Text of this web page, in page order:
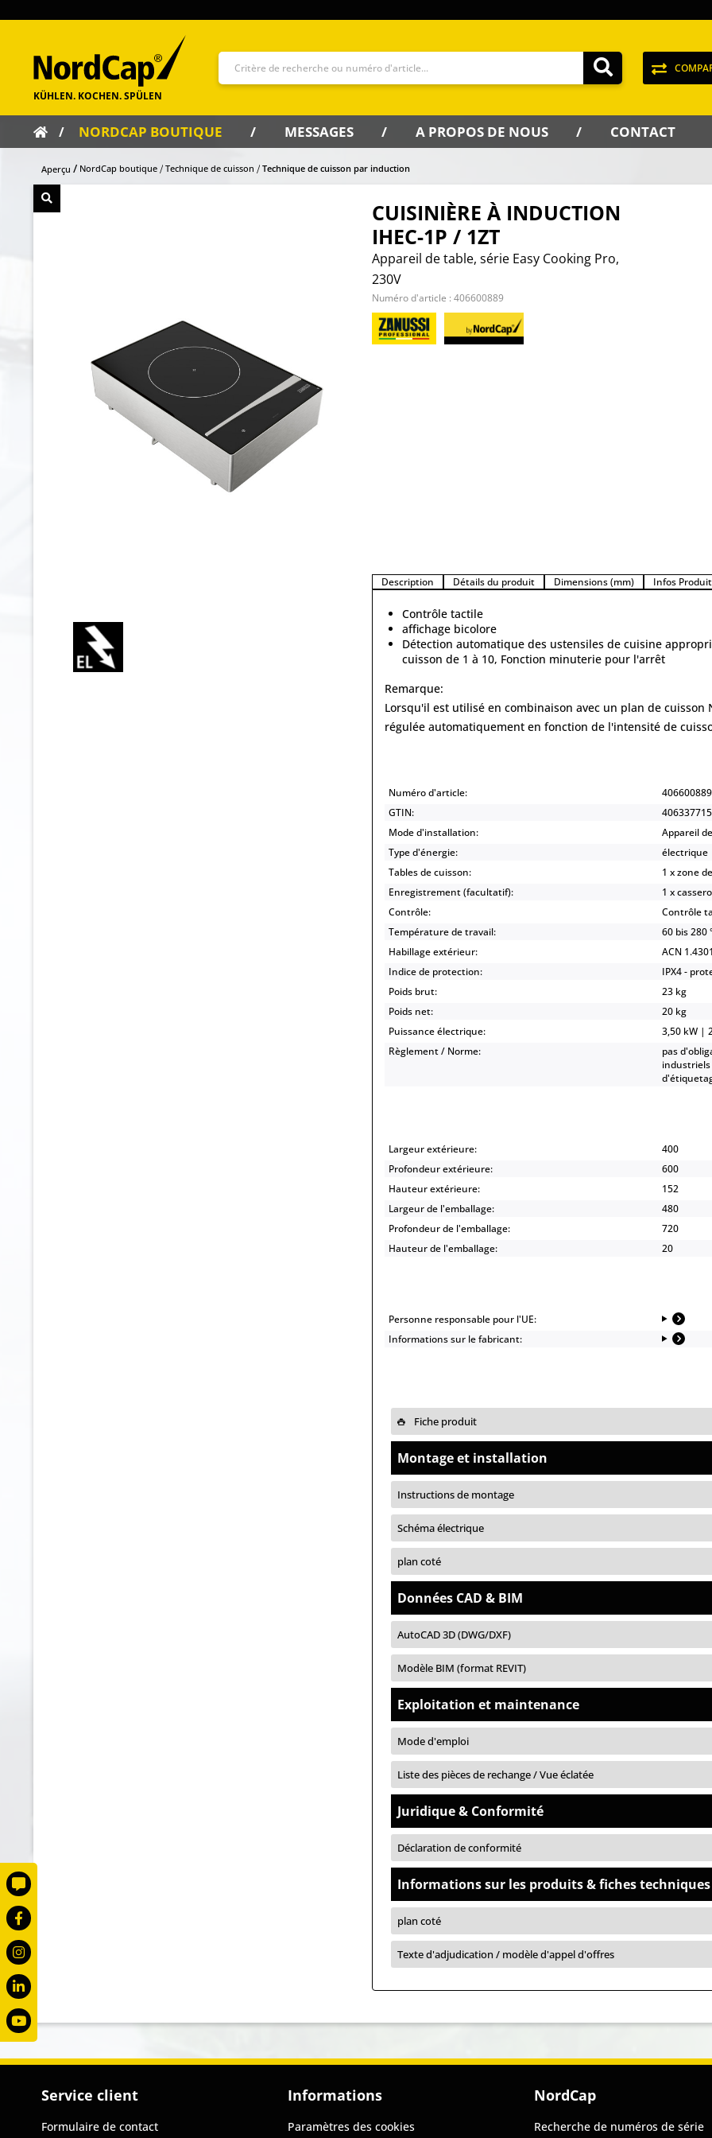
NORDCAP BOUTIQUE MESSAGES A PROPOS DE NOUS CONTACT
Aperçu NordCap boutique Technique de cuisson Technique de cuisson par induction
CUISINIÈRE À INDUCTION
IHEC-1P / 1ZT
Appareil de table, série Easy Cooking Pro,
230V
Numéro d'article : 406600889
Description Détails du produit Dimensions (mm) Infos
Contrôle tactile
affichage bicolore
Détection automatique des ustensiles de cuisine
cuisson de 1 à 10, Fonction minuterie pour l'arrêt
Remarque:
Lorsqu'il est utilisé en combinaison avec un plan de cuisson
régulée automatiquement en fonction de l'intensité de
Numéro d'article:
406600889
GTIN:
Mode d'installation:
Appareil
Type d'énergie:
électrique
Tables de cuisson:
1 x zone
Enregistrement (facultatif):
1 x
Contrôle:
Contrôle
Température de travail:
60 bis 280
Habillage extérieur:
ACN
Indice de protection:
IPX4 -
Poids brut:
23 kg
Poids net:
20 kg
Puissance électrique:
3,50 kW |
Règlement / Norme:
pas
Largeur extérieure:
400
Profondeur extérieure:
600
Hauteur extérieure:
152
Largeur de l'emballage:
480
Profondeur de l'emballage:
720
Hauteur de l'emballage:
20
Personne responsable pour l'UE:
Informations sur le fabricant:
Fiche produit
Montage et installation
Instructions de montage
Schéma électrique
plan coté
Données CAD & BIM
AutoCAD 3D (DWG/DXF)
Modèle BIM (format REVIT)
Exploitation et maintenance
Mode d'emploi
Liste des pièces de rechange / Vue éclatée
Juridique & Conformité
Déclaration de conformité
Informations sur les produits & fiches techniques
plan coté
Texte d'adjudication / modèle d'appel d'offres
Service client
Formulaire de contact
Informations
Paramètres des cookies
NordCap
Recherche de numéros de série